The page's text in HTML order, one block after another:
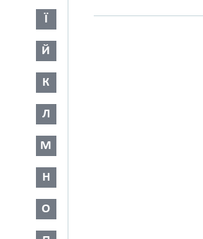
Ї
Й
К
Л
М
Н
О